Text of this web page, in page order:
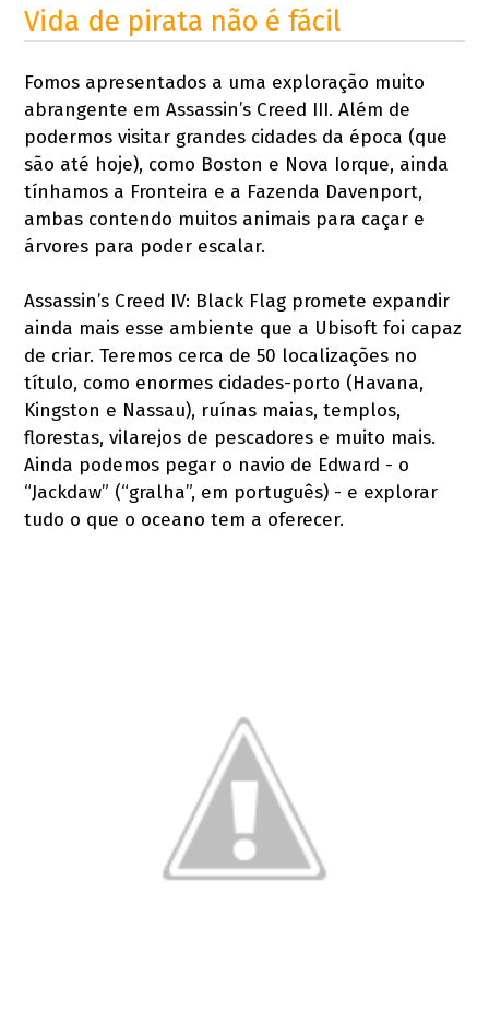
Vida de pirata não é fácil
Fomos apresentados a uma exploração muito
abrangente em Assassin’s Creed III. Além de
podermos visitar grandes cidades da época (que
são até hoje), como Boston e Nova Iorque, ainda
tínhamos a Fronteira e a Fazenda Davenport,
ambas contendo muitos animais para caçar e
árvores para poder escalar.
Assassin’s Creed IV: Black Flag promete expandir
ainda mais esse ambiente que a Ubisoft foi capaz
de criar. Teremos cerca de 50 localizações no
título, como enormes cidades-porto (Havana,
Kingston e Nassau), ruínas maias, templos,
florestas, vilarejos de pescadores e muito mais.
Ainda podemos pegar o navio de Edward - o
“Jackdaw” (“gralha”, em português) - e explorar
tudo o que o oceano tem a oferecer.